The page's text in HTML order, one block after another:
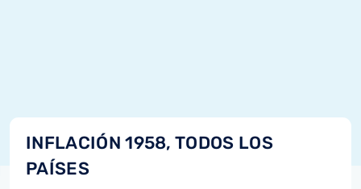
INFLACIÓN 1958, TODOS LOS
PAÍSES